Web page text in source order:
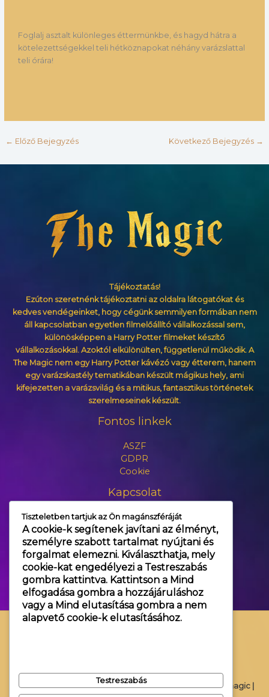
Foglalj asztalt különleges éttermünkbe, és hagyd hátra a
kötelezettségekkel teli hétköznapokat néhány varázslattal
teli órára!
← Előző Bejegyzés Következő Bejegyzés →
Tájékoztatás!
Ezúton szeretnénk tájékoztatni az oldalra látogatókat és
kedves vendégeinket, hogy cégünk semmilyen formában nem
áll kapcsolatban egyetlen filmelőállító vállalkozással sem,
különösképpen a Harry Potter filmeket készítő
vállalkozásokkal. Azoktól elkülönülten, függetlenül működik. A
The Magic nem egy Harry Potter kávézó vagy étterem, hanem
egy varázskastély tematikában készült mágikus hely, ami
kifejezetten a varázsvilág és a mitikus, fantasztikus történetek
szerelmeseinek készült.
Fontos linkek
ASZF
GDPR
Cookie
Kapcsolat
+3630 606 6109
info@themagic.hu
1065 Budapest Hajós utca 25.
Copyright © 2026 Themagic |
Tiszteletben tartjuk az Ön magánszféráját
A cookie-k segítenek javítani az élményt,
személyre szabott tartalmat nyújtani és
forgalmat elemezni. Kiválaszthatja, mely
cookie-kat engedélyezi a Testreszabás
gombra kattintva. Kattintson a Mind
elfogadása gombra a hozzájáruláshoz
vagy a Mind elutasítása gombra a nem
alapvető cookie-k elutasításához.
Testreszabás